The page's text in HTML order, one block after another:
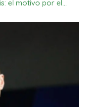
el motivo por el…